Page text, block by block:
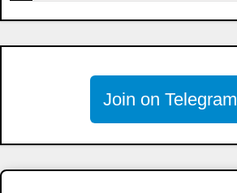
Join on Telegram